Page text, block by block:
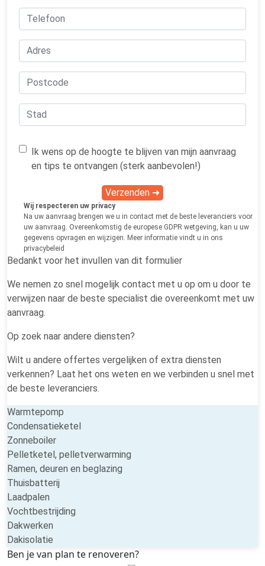
Ik wens op de hoogte te blijven van mijn aanvraag
en tips te ontvangen (sterk aanbevolen!)
Verzenden ➜
Wij respecteren uw privacy
Na uw aanvraag brengen we u in contact met de beste leveranciers voor
uw aanvraag. Overeenkomstig de europese GDPR wetgeving, kan u uw
gegevens opvragen en wijzigen. Meer informatie vindt u in ons
privacybeleid
Bedankt voor het invullen van dit formulier
We nemen zo snel mogelijk contact met u op om u door te
verwijzen naar de beste specialist die overeenkomt met uw
aanvraag.
Op zoek naar andere diensten?
Wilt u andere offertes vergelijken of extra diensten
verkennen? Laat het ons weten en we verbinden u snel met
de beste leveranciers.
Warmtepomp
Condensatieketel
Zonneboiler
Pelletketel, pelletverwarming
Ramen, deuren en beglazing
Thuisbatterij
Laadpalen
Vochtbestrijding
Dakwerken
Dakisolatie
Ben je van plan te renoveren?